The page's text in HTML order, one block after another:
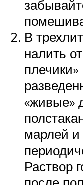
В
налить
«живые»
марлей и
Раствор